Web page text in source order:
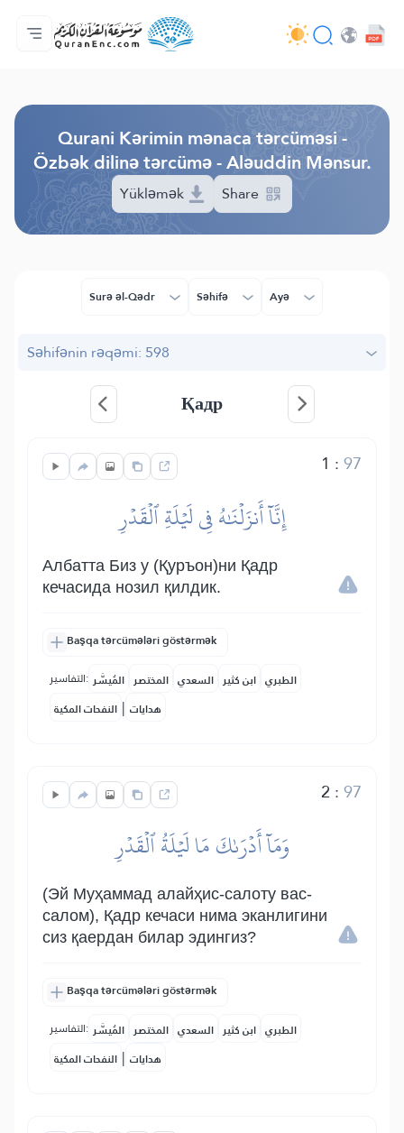
Ana səhifə
Tərcümənin mündəricatı
Audio
Tərtibatçıların xidməti - API
Layihə haqqında
Bizimlə əlaqə saxla
Dil
Qurani Kərimin mənaca tərcüməsi -
Özbək dilinə tərcümə - Aləuddin Mənsur.
Yükləmək Share
Surə əl-Qədr Səhifə Ayə
Səhifənin rəqəmi: 598
Қадр
1 :97
إِنَّآ أَنزَلۡنَٰهُ فِي لَيۡلَةِ ٱلۡقَدۡرِ
Албатта Биз у (Қуръон)ни Қадр
кечасида нозил қилдик.
Başqa tərcümələri göstərmək
التفاسير: المُيسَّر المختصر السعدي ابن كثير الطبري
النفحات المكية | هدايات
2 :97
وَمَآ أَدۡرَىٰكَ مَا لَيۡلَةُ ٱلۡقَدۡرِ
(Эй Муҳаммад алайҳис-салоту вас-
салом), Қадр кечаси нима эканлигини
сиз қаердан билар эдингиз?
Başqa tərcümələri göstərmək
التفاسير: المُيسَّر المختصر السعدي ابن كثير الطبري
النفحات المكية | هدايات